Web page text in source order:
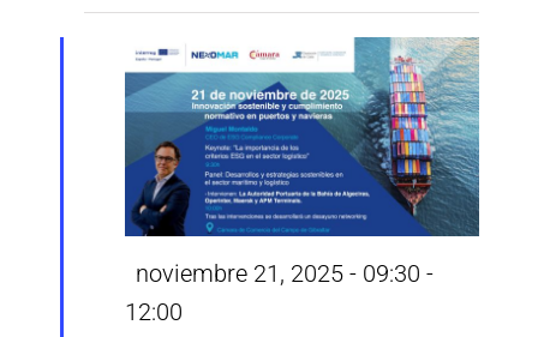
Destacado
noviembre 21, 2025 - 09:30 -
12:00